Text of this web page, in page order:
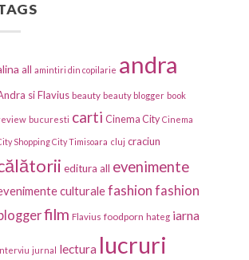
all amintiri din copilarie andra
si Flavius beauty beauty blogger book
bucuresti carti Cinema City Cinema
Shopping City Timisoara cluj craciun
editura all evenimente
culturalefashion fashion
film Flavius foodporn hateg iarna
jurnal lectura lucruri